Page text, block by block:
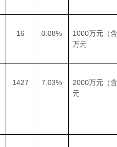
16 0.08% 1000万元（
万元
1427 7.03% 2000万元（
元